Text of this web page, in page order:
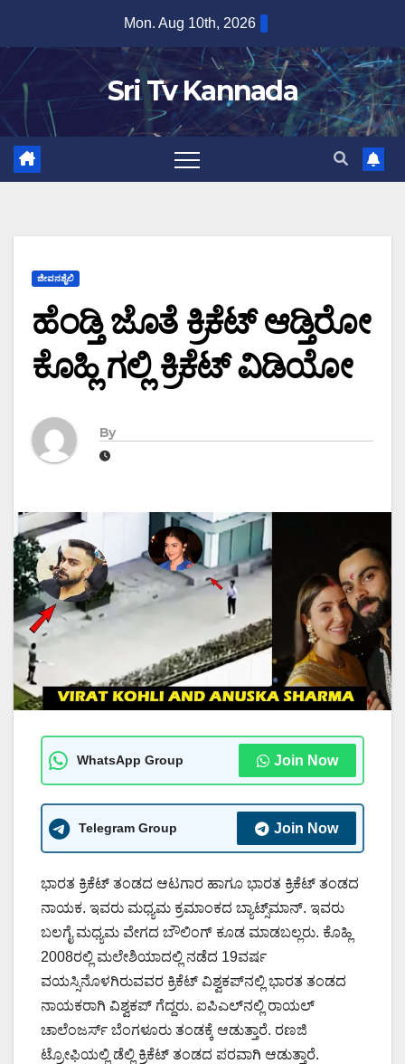
content
Mon. Aug 10th, 2026
Sri Tv Kannada
ಜೀವನಶೈಲಿ
ಹೆಂಡ್ತಿ ಜೊತೆ ಕ್ರಿಕೆಟ್ ಆಡ್ತಿರೋ
ಕೊಹ್ಲಿ ಗಲ್ಲಿ ಕ್ರಿಕೆಟ್ ವಿಡಿಯೋ
By
WhatsApp Group Join Now
Telegram Group Join Now
ಭಾರತ ಕ್ರಿಕೆಟ್ ತಂಡದ ಆಟಗಾರ ಹಾಗೂ ಭಾರತ ಕ್ರಿಕೆಟ್ ತಂಡದ
ನಾಯಕ. ಇವರು ಮಧ್ಯಮ ಕ್ರಮಾಂಕದ ಬ್ಯಾಟ್ಸ್‌ಮಾನ್. ಇವರು
ಬಲಗೈ ಮಧ್ಯಮ ವೇಗದ ಬೌಲಿಂಗ್ ಕೂಡ ಮಾಡಬಲ್ಲರು. ಕೊಹ್ಲಿ
2008ರಲ್ಲಿ ಮಲೇಶಿಯಾದಲ್ಲಿ ನಡೆದ 19ವರ್ಷ
ವಯಸ್ಸಿನೊಳಗಿರುವವರ ಕ್ರಿಕೆಟ್ ವಿಶ್ವಕಪ್‍ನಲ್ಲಿ ಭಾರತ ತಂಡದ
ನಾಯಕರಾಗಿ ವಿಶ್ವಕಪ್ ಗೆದ್ದರು. ಐಪಿಎಲ್‍ನಲ್ಲಿ ರಾಯಲ್
ಚಾಲೆಂಜರ್ಸ್ ಬೆಂಗಳೂರು ತಂಡಕ್ಕೆ ಆಡುತ್ತಾರೆ. ರಣಜಿ
ಟ್ರೋಫಿಯಲ್ಲಿ ಡೆಲ್ಲಿ ಕ್ರಿಕೆಟ್ ತಂಡದ ಪರವಾಗಿ ಆಡುತ್ತಾರೆ.